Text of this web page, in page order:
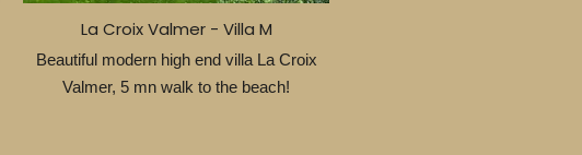
La Croix Valmer - Villa M
Beautiful modern high end villa La Croix
Valmer, 5 mn walk to the beach!